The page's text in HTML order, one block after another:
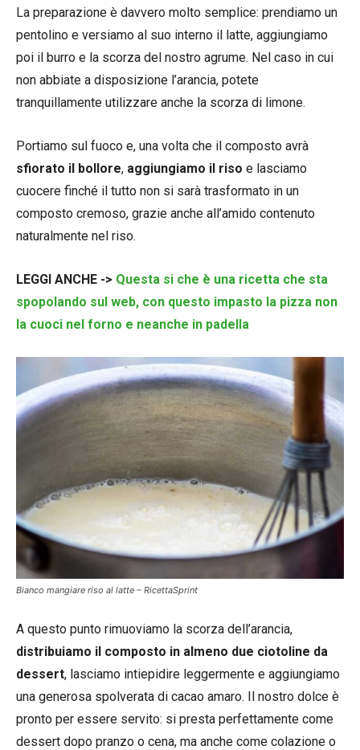
La preparazione è davvero molto semplice: prendiamo un
pentolino e versiamo al suo interno il latte, aggiungiamo
poi il burro e la scorza del nostro agrume. Nel caso in cui
non abbiate a disposizione l’arancia, potete
tranquillamente utilizzare anche la scorza di limone.
Portiamo sul fuoco e, una volta che il composto avrà
sfiorato il bollore, aggiungiamo il riso e lasciamo
cuocere finché il tutto non si sarà trasformato in un
composto cremoso, grazie anche all’amido contenuto
naturalmente nel riso.
LEGGI ANCHE -> Questa si che è una ricetta che sta
spopolando sul web, con questo impasto la pizza non
la cuoci nel forno e neanche in padella
Bianco mangiare riso al latte – RicettaSprint
A questo punto rimuoviamo la scorza dell’arancia,
distribuiamo il composto in almeno due ciotoline da
dessert, lasciamo intiepidire leggermente e aggiungiamo
una generosa spolverata di cacao amaro. Il nostro dolce è
pronto per essere servito: si presta perfettamente come
dessert dopo pranzo o cena, ma anche come colazione o